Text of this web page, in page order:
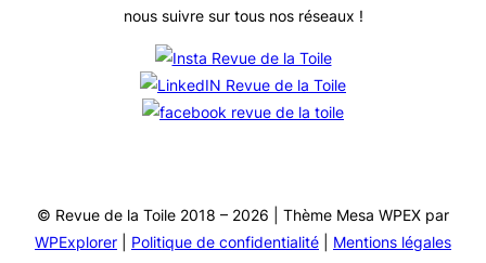
nous suivre sur tous nos réseaux !
© Revue de la Toile 2018 – 2026 | Thème Mesa WPEX par
WPExplorer
Politique de confidentialité Mentions légales